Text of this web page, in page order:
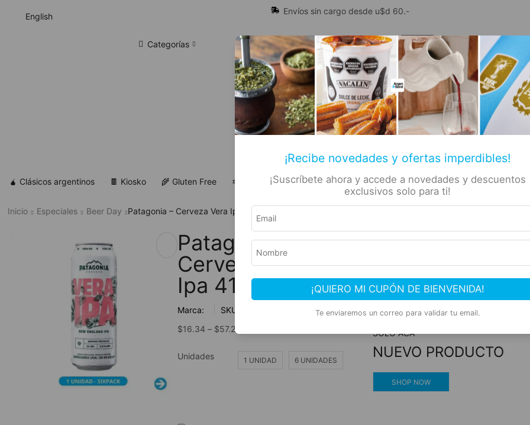
¡Recibe novedades y ofertas imperdibles!
¡Suscríbete ahora y accede a novedades y descuentos
exclusivos solo para ti!
¡QUIERO MI CUPÓN DE BIENVENIDA!
Te enviaremos un correo para validar tu email.
English
Envíos sin cargo desde u$d 60.-
Categorías 🔥 Alfajores y Golosinas
🧉 Clásicos argentinos 🍫 Kiosko 🌾 Gluten Free ✡ Koshers 📚 Libros 🏷️ Todas las categorías
Inicio Especiales Beer Day Patagonia – Cerveza Vera Ipa 410ml
Patagonia –
Cerveza Vera
Ipa 410ml
Marca:
SKU:
$16.34 – $57.27
Unidades 1 UNIDAD 6 UNIDADES
Compra segura
Experiencia de compra garantizada
SOLO ACÁ
NUEVO PRODUCTO
SHOP NOW